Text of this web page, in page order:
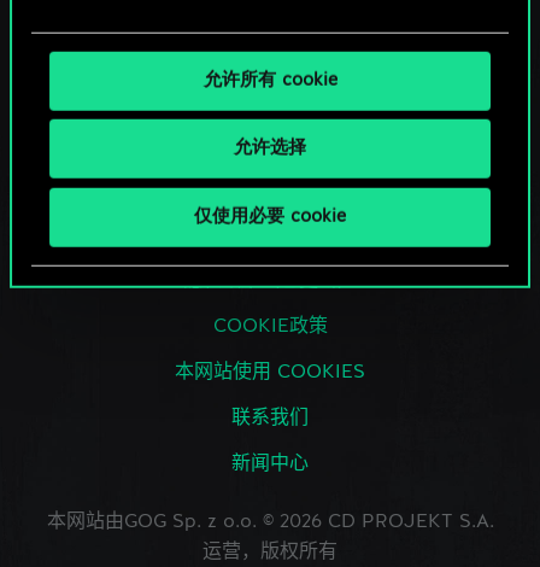
允许所有 cookie
允许选择
仅使用必要 cookie
常见问题解答
用户协议（已更新）
隐私政策（已更新）
COOKIE政策
本网站使用 COOKIES
联系我们
新闻中心
本网站由GOG Sp. z o.o. © 2026 CD PROJEKT S.A.
运营，版权所有